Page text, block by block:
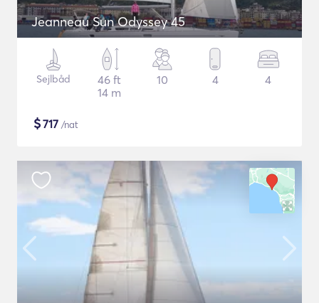
Jeanneau Sun Odyssey 45
Sejlbåd
46 ft
14 m
10 4 4
$717 /nat